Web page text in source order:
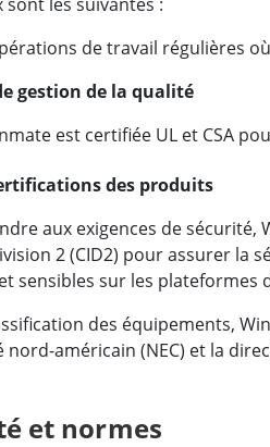
de travail régulières
gestion de la qualité
est certifiée UL et CSA
des produits
aux exigences de sécurité,
2 (CID2) pour assurer la
sensibles sur les plateformes
des équipements,
américain (NEC) et la
et normes